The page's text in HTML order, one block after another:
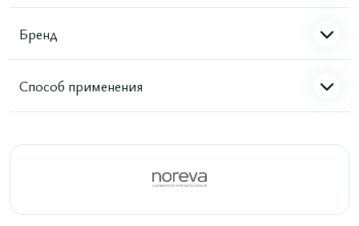
Бренд
Способ применения